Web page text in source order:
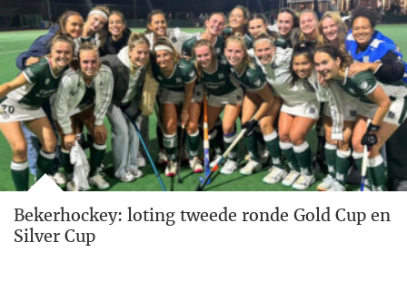
Bekerhockey: loting tweede ronde Gold Cup en
Silver Cup